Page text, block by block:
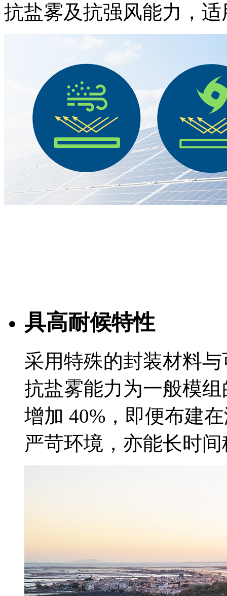
抗盐雾及抗强风能力，
具高耐候特性
采用特殊的封装材料与
抗盐雾能力为一般模组
增加 40%，即便布建在
严苛环境，亦能长时